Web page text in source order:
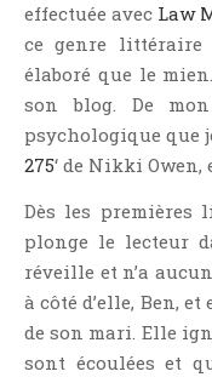
Littérature
Littérature Française
Littérature Gay
Littérature Lesbienne
Manga
New Adult
Nouvelle
Paranormal
Poésie
effectuée avec Law
ce genre
élaboré que le
son blog. De
psychologique que
275‘ de Nikki Owen,
Dès les premières
plonge le lecteur
réveille et n’a
à côté d’elle, Ben,
de son mari. Elle
sont écoulées et